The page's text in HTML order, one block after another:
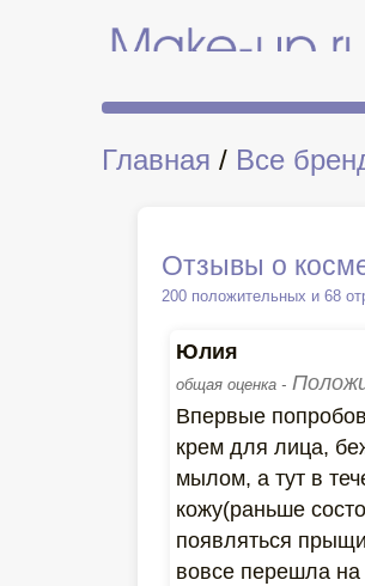
Главная / Все
Отзывы о
200 положительных и 68
Юлия
общая оценка -
Впервые
крем для лица,
мылом, а тут в
кожу(раньше
появляться
вовсе перешла на